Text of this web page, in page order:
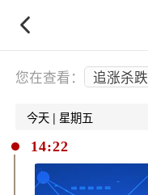
您在查看： 追涨杀跌
今天 | 星期五
14:22